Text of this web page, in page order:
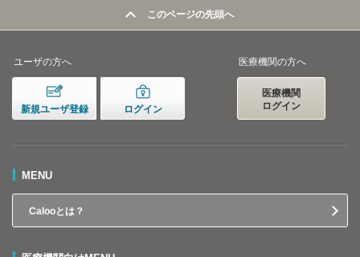
このページの先頭へ
ユーザの方へ
新規ユーザ登録 ログイン
医療機関の方へ
医療機関
ログイン
MENU
Calooとは？